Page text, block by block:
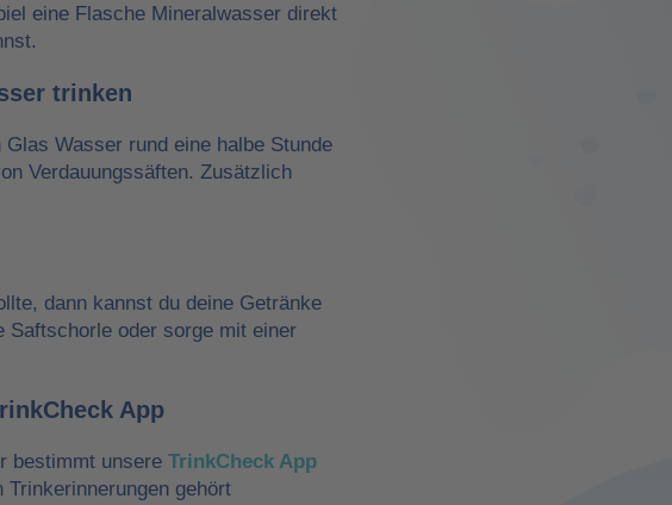
eine Flasche Mineralwasser direkt
trinken
Wasser rund eine halbe Stunde
Verdauungssäften. Zusätzlich
dann kannst du deine Getränke
Saftschorle oder sorge mit einer
App
bestimmt unsere TrinkCheck App
gehört